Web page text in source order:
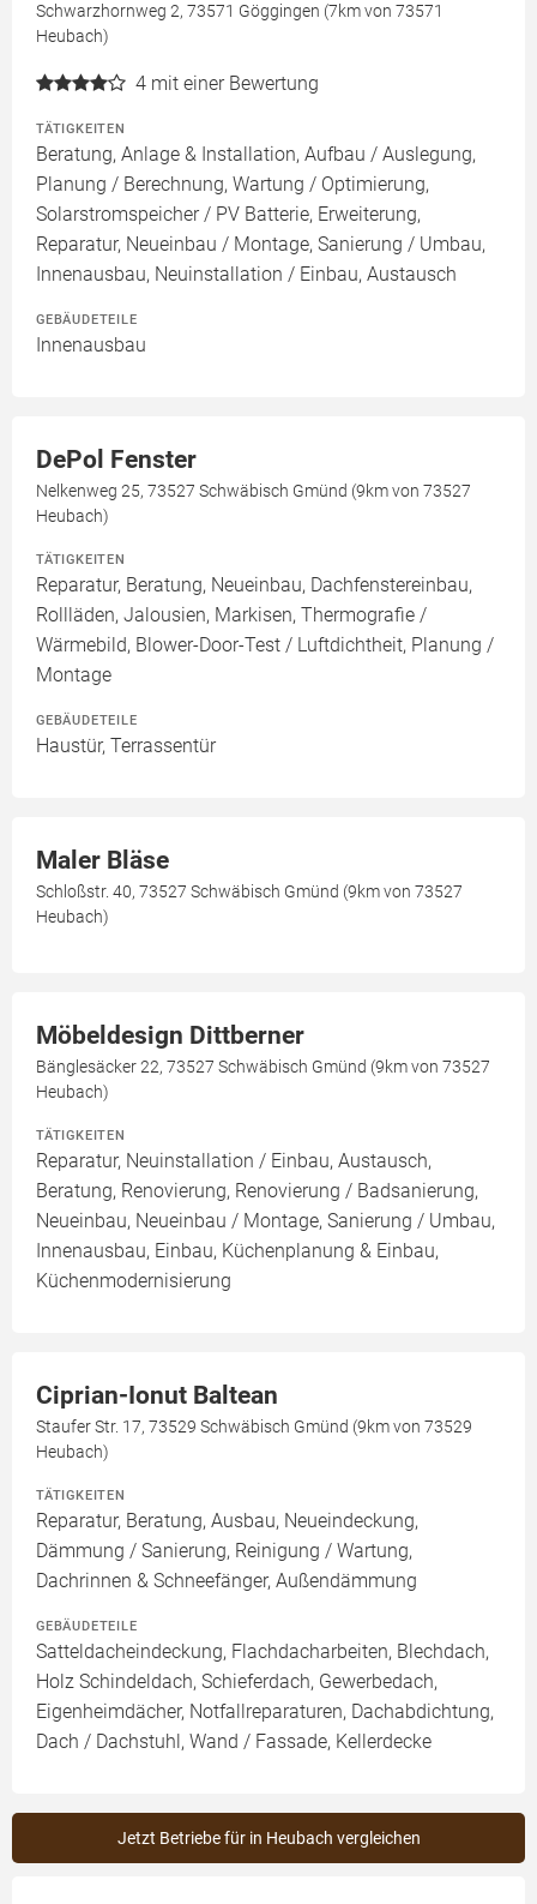
Schwarzhornweg 2, 73571 Göggingen (7km von 73571
Heubach)
4 mit einer Bewertung
TÄTIGKEITEN
Beratung, Anlage & Installation, Aufbau / Auslegung,
Planung / Berechnung, Wartung / Optimierung,
Solarstromspeicher / PV Batterie, Erweiterung,
Reparatur, Neueinbau / Montage, Sanierung / Umbau,
Innenausbau, Neuinstallation / Einbau, Austausch
GEBÄUDETEILE
Innenausbau
DePol Fenster
Nelkenweg 25, 73527 Schwäbisch Gmünd (9km von 73527
Heubach)
TÄTIGKEITEN
Reparatur, Beratung, Neueinbau, Dachfenstereinbau,
Rollläden, Jalousien, Markisen, Thermografie /
Wärmebild, Blower-Door-Test / Luftdichtheit, Planung /
Montage
GEBÄUDETEILE
Haustür, Terrassentür
Maler Bläse
Schloßstr. 40, 73527 Schwäbisch Gmünd (9km von 73527
Heubach)
Möbeldesign Dittberner
Bänglesäcker 22, 73527 Schwäbisch Gmünd (9km von 73527
Heubach)
TÄTIGKEITEN
Reparatur, Neuinstallation / Einbau, Austausch,
Beratung, Renovierung, Renovierung / Badsanierung,
Neueinbau, Neueinbau / Montage, Sanierung / Umbau,
Innenausbau, Einbau, Küchenplanung & Einbau,
Küchenmodernisierung
Ciprian-Ionut Baltean
Staufer Str. 17, 73529 Schwäbisch Gmünd (9km von 73529
Heubach)
TÄTIGKEITEN
Reparatur, Beratung, Ausbau, Neueindeckung,
Dämmung / Sanierung, Reinigung / Wartung,
Dachrinnen & Schneefänger, Außendämmung
GEBÄUDETEILE
Satteldacheindeckung, Flachdacharbeiten, Blechdach,
Holz Schindeldach, Schieferdach, Gewerbedach,
Eigenheimdächer, Notfallreparaturen, Dachabdichtung,
Dach / Dachstuhl, Wand / Fassade, Kellerdecke
Jetzt Betriebe für in Heubach vergleichen